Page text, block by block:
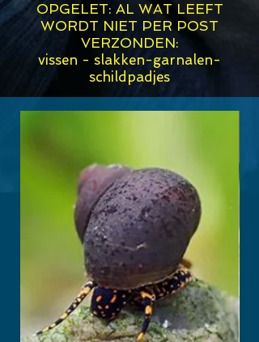
OPGELET: AL WAT LEEFT
WORDT NIET PER POST
VERZONDEN:
vissen - slakken-garnalen-
schildpadjes